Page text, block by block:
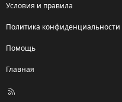
Условия и правила
Политика конфиденциальности
Помощь
Главная
R